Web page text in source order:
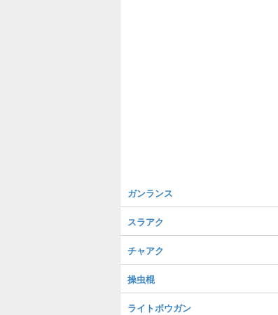
ガンランス
スラアク
チャアク
操虫棍
ライトボウガン